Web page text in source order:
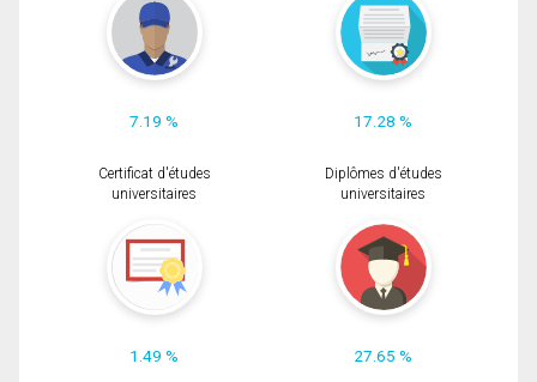
7.19 % 17.28 %
Certificat d'études
universitaires
1.49 %
Diplômes d'études
universitaires
27.65 %